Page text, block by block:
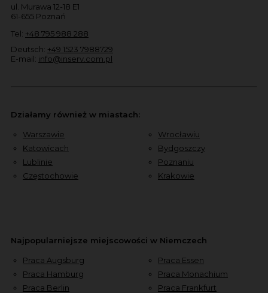
ul. Murawa 12-18 E1
61-655 Poznań
Tel: +48 795 988 288
Deutsch: +49 1523 7988729
E-mail: info@inserv.com.pl
Działamy również w miastach:
Warszawie
Katowicach
Lublinie
Częstochowie
Wrocławiu
Bydgoszczy
Poznaniu
Krakowie
Najpopularniejsze miejscowości w Niemczech
Praca Augsburg
Praca Hamburg
Praca Berlin
Praca Essen
Praca Monachium
Praca Frankfurt